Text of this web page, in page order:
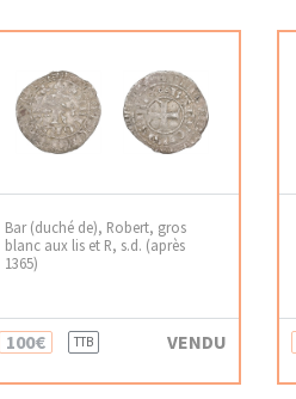
Bar (duché de), Robert, gros
blanc aux lis et R, s.d. (après
1365)
100€ TTB VENDU